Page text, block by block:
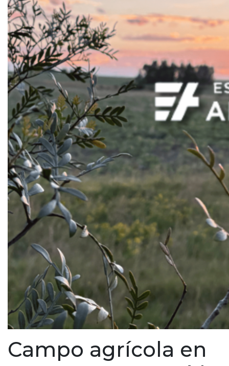
Campo agrícola en